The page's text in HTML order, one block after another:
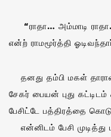
“ராதா… அம்மாடி
என்ற் ராமமூர்த்தி
தனது தம்பி மகள்
சேகர் பையன் புது
பேசிட்டே பத்திரத்தை
என்னிடம் பேசி முடித்து